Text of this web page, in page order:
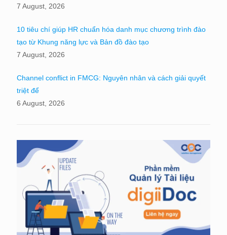
7 August, 2026
10 tiêu chí giúp HR chuẩn hóa danh mục chương trình đào
tạo từ Khung năng lực và Bản đồ đào tạo
7 August, 2026
Channel conflict in FMCG: Nguyên nhân và cách giải quyết
triệt để
6 August, 2026